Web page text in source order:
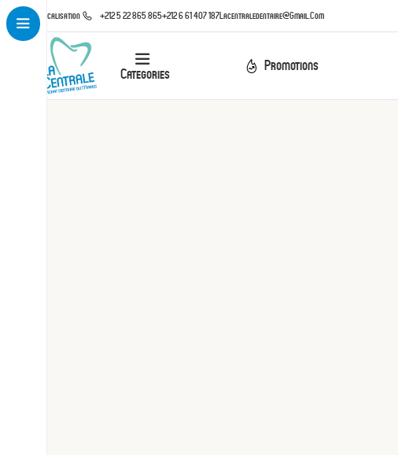
Localisation +212 5 22 865 865+212 6 61 407 187 Lacentraledentaire@gmail.com
Categories
Promotions